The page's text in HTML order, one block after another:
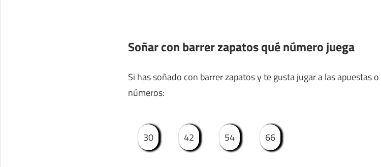
Soñar con barrer zapatos qué número juega
Si has soñado con barrer zapatos y te gusta jugar a las apuestas
números:
30 42 54 66